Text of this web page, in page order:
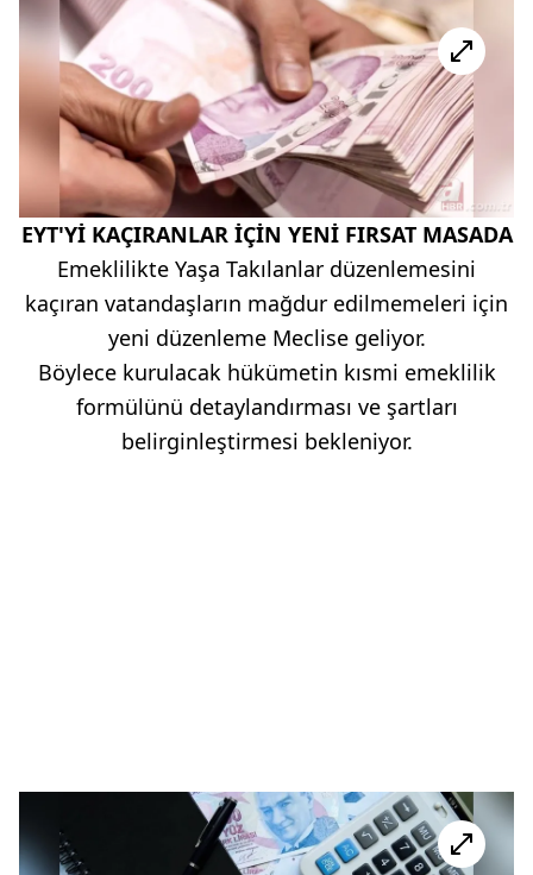
EYT'Yİ KAÇIRANLAR İÇİN YENİ FIRSAT MASADA
Emeklilikte Yaşa Takılanlar düzenlemesini
kaçıran vatandaşların mağdur edilmemeleri için
yeni düzenleme Meclise geliyor.
Böylece kurulacak hükümetin kısmi emeklilik
formülünü detaylandırması ve şartları
belirginleştirmesi bekleniyor.